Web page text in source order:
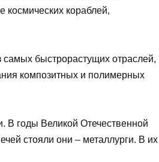
космических кораблей,
быстрорастущих отраслей,
композитных и полимерных
В годы Великой Отечественной
стояли они – металлурги. В их